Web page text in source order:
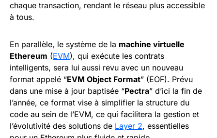
chaque transaction, rendant le réseau plus accessible
à tous.
En parallèle, le système de la machine virtuelle
Ethereum (EVM), qui exécute les contrats
intelligents, sera lui aussi revu avec un nouveau
format appelé “EVM Object Format” (EOF). Prévu
dans une mise à jour baptisée “Pectra” d’ici la fin de
l’année, ce format vise à simplifier la structure du
code au sein de l’EVM, ce qui facilitera la gestion et
l’évolutivité des solutions de Layer 2, essentielles